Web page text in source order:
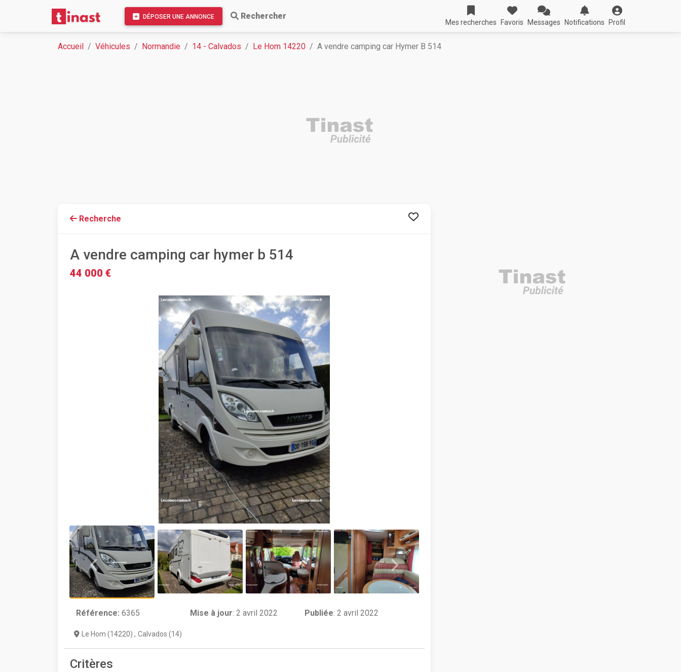
DÉPOSER UNE ANNONCE Rechercher
Mes recherches Favoris Messages Notifications Profil
Accueil Véhicules Normandie 14 - Calvados Le Hom 14220 A vendre camping car Hymer B 514
Recherche
A vendre camping car hymer b 514
44 000 €
Référence: 6365 Mise à jour:2 avril 2022 Publiée: 2 avril 2022
Le Hom (14220) , Calvados (14)
Critères